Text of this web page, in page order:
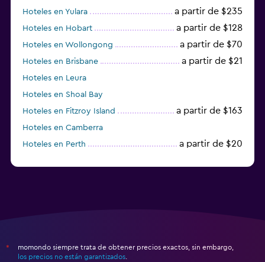
Hoteles en Yulara a partir de $235
Hoteles en Hobart a partir de $128
Hoteles en Wollongong a partir de $70
Hoteles en Brisbane a partir de $21
Hoteles en Leura
Hoteles en Shoal Bay
Hoteles en Fitzroy Island
a partir de $163
Hoteles en Camberra
Hoteles en Perth
a partir de $20
*
momondo siempre trata de obtener precios exactos, sin embargo,
los precios no están garantizados